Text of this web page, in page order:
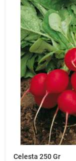
Celesta 250 Gr